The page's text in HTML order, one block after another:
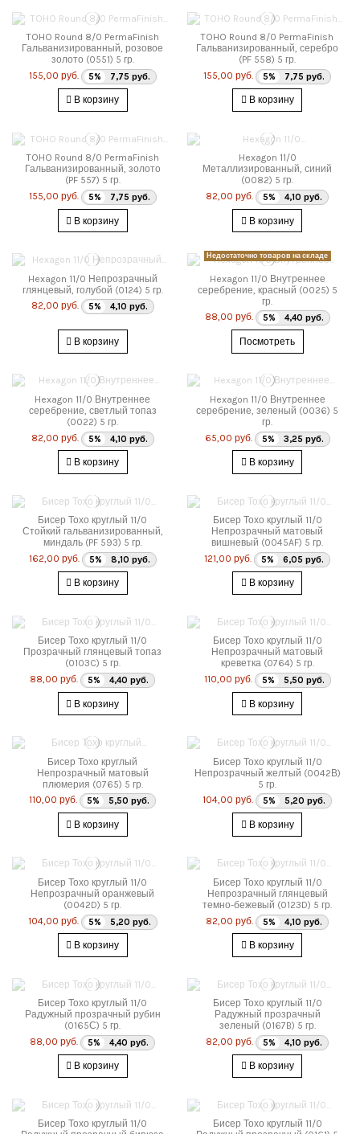
TOHO Round 8/0 PermaFinish
Гальванизированный, розовое
золото (0551) 5 гр.
155,00 руб.
5% 7,75 руб.
В корзину
TOHO Round 8/0 PermaFinish
Гальванизированный, серебро
(PF 558) 5 гр.
155,00 руб.
5% 7,75 руб.
В корзину
TOHO Round 8/0 PermaFinish
Гальванизированный, золото
(PF 557) 5 гр.
155,00 руб.
5% 7,75 руб.
В корзину
Hexagon 11/0
Металлизированный, синий
(0082) 5 гр.
82,00 руб.
5% 4,10 руб.
В корзину
Hexagon 11/0 Непрозрачный
глянцевый, голубой (0124) 5 гр.
82,00 руб.
5% 4,10 руб.
В корзину
Недостаточно товаров на складе
Hexagon 11/0 Внутреннее
серебрение, красный (0025) 5
гр.
88,00 руб.
5% 4,40 руб.
Посмотреть
Hexagon 11/0 Внутреннее
серебрение, светлый топаз
(0022) 5 гр.
82,00 руб.
5% 4,10 руб.
В корзину
Hexagon 11/0 Внутреннее
серебрение, зеленый (0036) 5
гр.
65,00 руб.
5% 3,25 руб.
В корзину
Бисер Тохо круглый 11/0
Стойкий гальванизированный,
миндаль (PF 593) 5 гр.
162,00 руб.
5% 8,10 руб.
В корзину
Бисер Тохо круглый 11/0
Непрозрачный матовый
вишневый (0045AF) 5 гр.
121,00 руб.
5% 6,05 руб.
В корзину
Бисер Тохо круглый 11/0
Прозрачный глянцевый топаз
(0103C) 5 гр.
88,00 руб.
5% 4,40 руб.
В корзину
Бисер Тохо круглый 11/0
Непрозрачный матовый
креветка (0764) 5 гр.
110,00 руб.
5% 5,50 руб.
В корзину
Бисер Тохо круглый
Непрозрачный матовый
плюмерия (0765) 5 гр.
110,00 руб.
5% 5,50 руб.
В корзину
Бисер Тохо круглый 11/0
Непрозрачный желтый (0042В)
5 гр.
104,00 руб.
5% 5,20 руб.
В корзину
Бисер Тохо круглый 11/0
Непрозрачный оранжевый
(0042D) 5 гр.
104,00 руб.
5% 5,20 руб.
В корзину
Бисер Тохо круглый 11/0
Непрозрачный глянцевый
темно-бежевый (0123D) 5 гр.
82,00 руб.
5% 4,10 руб.
В корзину
Бисер Тохо круглый 11/0
Радужный прозрачный рубин
(0165С) 5 гр.
88,00 руб.
5% 4,40 руб.
В корзину
Бисер Тохо круглый 11/0
Радужный прозрачный
зеленый (0167B) 5 гр.
82,00 руб.
5% 4,10 руб.
В корзину
Бисер Тохо круглый 11/0
Бисер Тохо круглый 11/0